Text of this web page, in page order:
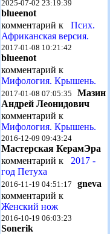
2025-07-02 23:19:39
blueenot
комментарий к Псих.
Африканская версия.
2017-01-08 10:21:42
blueenot
комментарий к
Мифология. Крышень.
2017-01-08 07:05:35 Мазин
Андрей Леонидович
комментарий к
Мифология. Крышень.
2016-12-09 09:43:24
Мастерская КерамЭра
комментарий к 2017 -
год Петуха
2016-11-19 04:51:17 gneva
комментарий к
Женский нож
2016-10-19 06:03:23
Sonerik